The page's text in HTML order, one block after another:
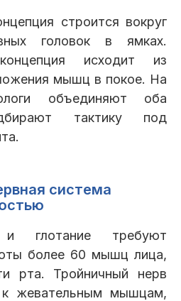
строится вокруг
головок в ямках.
исходит из
мышц в покое. На
объединяют оба
тактику под
система
глотание требуют
более 60 мышц лица,
рта. Тройничный нерв
к жевательным мышцам,